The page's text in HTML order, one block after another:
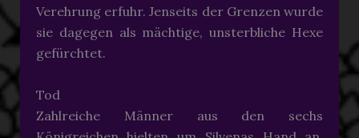
Verehrung erfuhr. Jenseits der Grenzen wurde
sie dagegen als mächtige, unsterbliche Hexe
gefürchtet.
Tod
Zahlreiche Männer aus den sechs